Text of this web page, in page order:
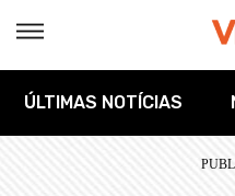
ÚLTIMAS NOTÍCIAS